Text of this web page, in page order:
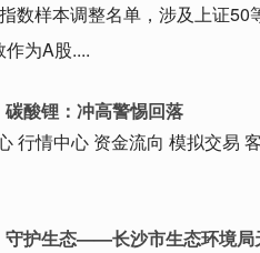
数样本调整名单，涉及上证50
为A股....
酸锂：冲高警惕回落
行情中心 资金流向 模拟交易
——长沙市生态环境局天心分局组织召